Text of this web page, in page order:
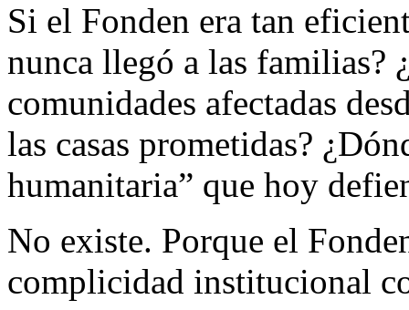
Si el Fonden era tan
nunca llegó a las familias?
comunidades afectadas
las casas prometidas?
humanitaria” que hoy
No existe. Porque el
complicidad institucional